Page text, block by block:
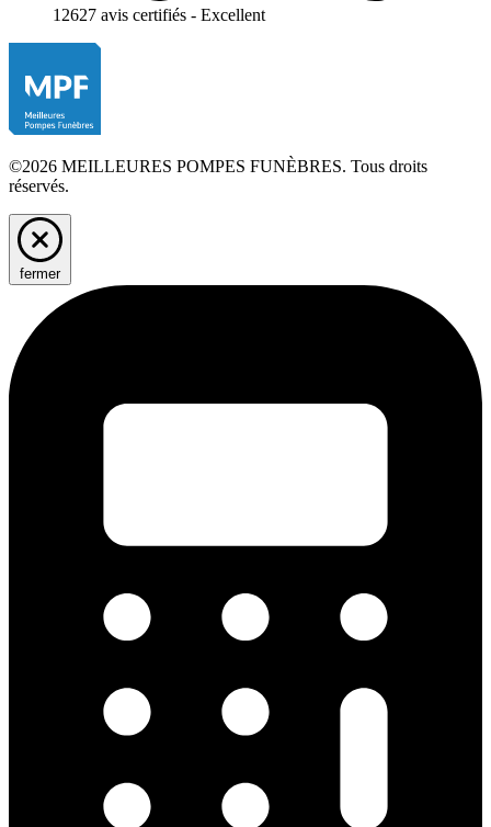
12627 avis certifiés - Excellent
©2026 MEILLEURES POMPES FUNÈBRES. Tous droits
réservés.
fermer